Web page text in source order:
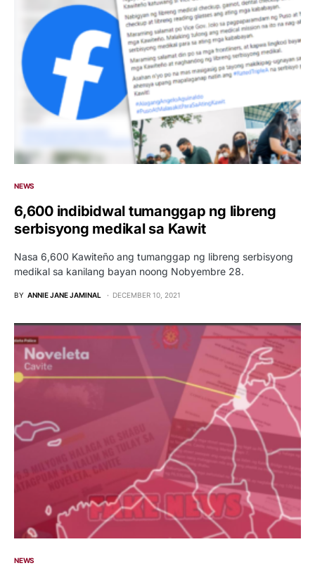
NEWS
6,600 indibidwal tumanggap ng libreng
serbisyong medikal sa Kawit
Nasa 6,600 Kawiteño ang tumanggap ng libreng serbisyong
medikal sa kanilang bayan noong Nobyembre 28.
BY ANNIE JANE JAMINAL DECEMBER 10, 2021
NEWS